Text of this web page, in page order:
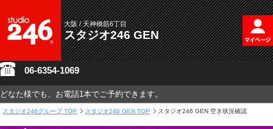
大阪 / 天神橋筋6丁目
スタジオ246 GEN
06-6354-1069
どなた様でも、お電話1本でご予約できます。
スタジオ246グループ TOP スタジオ246 GEN TOP スタジオ246 GEN 空き状況確認